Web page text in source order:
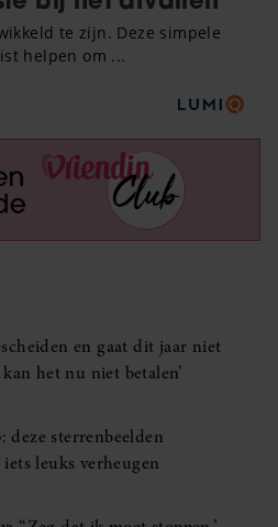
en gaat dit jaar niet
het nu niet betalen’
deze sterrenbeelden
leuks verheugen